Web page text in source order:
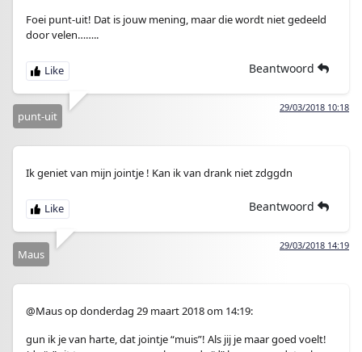
Foei punt-uit! Dat is jouw mening, maar die wordt niet gedeeld
door velen……..
Beantwoord
29/03/2018 10:18
punt-uit
Ik geniet van mijn jointje ! Kan ik van drank niet zdggdn
Beantwoord
29/03/2018 14:19
Maus
@Maus op donderdag 29 maart 2018 om 14:19:
gun ik je van harte, dat jointje “muis”! Als jij je maar goed voelt!